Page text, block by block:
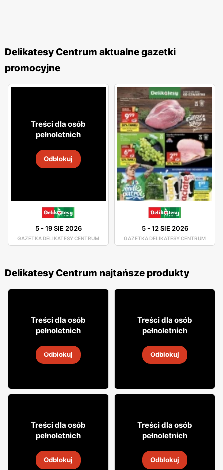
Delikatesy Centrum aktualne gazetki
promocyjne
Treści dla osób
pełnoletnich
Odblokuj
5-19 SIE 2026
GAZETKA DELIKATESY CENTRUM
5-12 SIE 2026
GAZETKA DELIKATESY CENTRUM
Delikatesy Centrum najtańsze produkty
1999
19 sie 2026
Treści dla osób
pełnoletnich
Odblokuj
29 95
19 sie 2026
Treści dla osób
pełnoletnich
Odblokuj
31 99
19 sie 2026
Treści dla osób
pełnoletnich
Odblokuj
5 79
19 sie 2026
Treści dla osób
pełnoletnich
Odblokuj